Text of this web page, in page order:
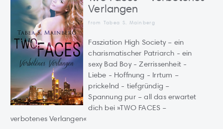
Verlangen
from Tabea S. Mainberg
Fasziation High Society – ein
charismatischer Patriarch - ein
sexy Bad Boy - Zerrissenheit -
Liebe - Hoffnung - Irrtum –
prickelnd - tiefgründig –
Spannung pur – all das erwartet
dich bei »TWO FACES –
verbotenes Verlangen«